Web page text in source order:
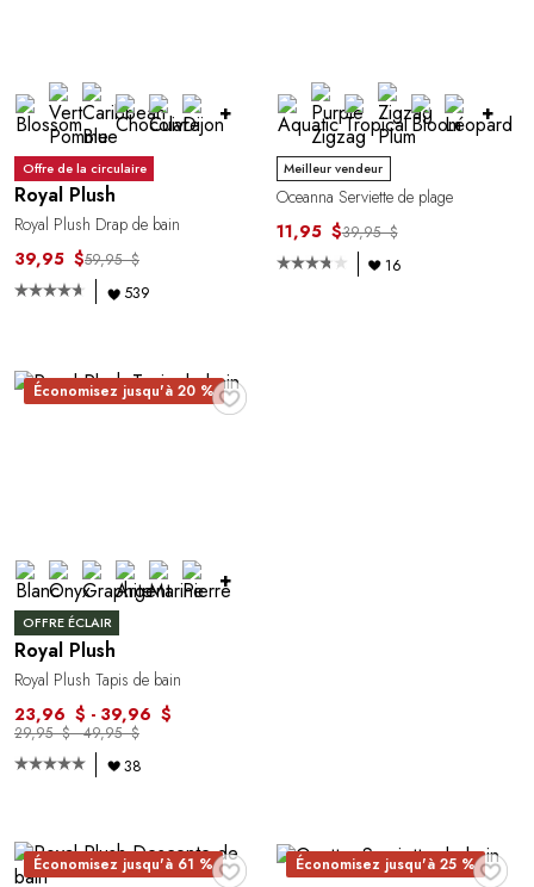
+
Offre de la circulaire
Royal Plush
Royal Plush Drap de bain
39,95 $59,95 $
539
+
Meilleur vendeur
Oceanna Serviette de plage
11,95 $39,95 $
16
♥
Économisez jusqu'à 20 %
+
OFFRE ÉCLAIR
Royal Plush
Royal Plush Tapis de bain
23,96 $ - 39,96 $
29,95 $ - 49,95 $
38
♥
Économisez jusqu'à 61 % ♥
Économisez jusqu'à 25 %